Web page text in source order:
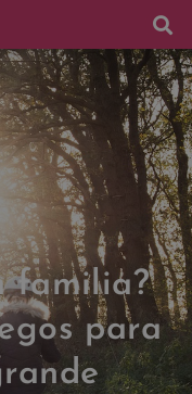
familia?
para